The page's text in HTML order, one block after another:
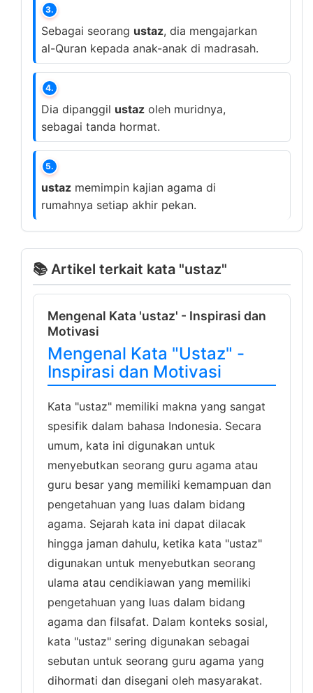
3.
Sebagai seorang ustaz, dia mengajarkan
al-Quran kepada anak-anak di madrasah.
4.
Dia dipanggil ustaz oleh muridnya,
sebagai tanda hormat.
5.
ustaz memimpin kajian agama di
rumahnya setiap akhir pekan.
📚 Artikel terkait kata "ustaz"
Mengenal Kata 'ustaz' - Inspirasi dan
Motivasi
Mengenal Kata "Ustaz" -
Inspirasi dan Motivasi
Kata "ustaz" memiliki makna yang sangat
spesifik dalam bahasa Indonesia. Secara
umum, kata ini digunakan untuk
menyebutkan seorang guru agama atau
guru besar yang memiliki kemampuan dan
pengetahuan yang luas dalam bidang
agama. Sejarah kata ini dapat dilacak
hingga jaman dahulu, ketika kata "ustaz"
digunakan untuk menyebutkan seorang
ulama atau cendikiawan yang memiliki
pengetahuan yang luas dalam bidang
agama dan filsafat. Dalam konteks sosial,
kata "ustaz" sering digunakan sebagai
sebutan untuk seorang guru agama yang
dihormati dan disegani oleh masyarakat.